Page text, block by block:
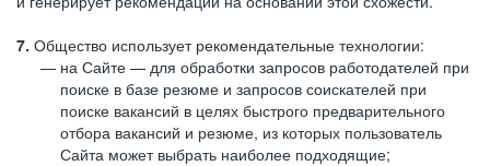
7. Общество использует рекомендательные технологии:
на Сайте — для обработки запросов работодателей при
поиске в базе резюме и запросов соискателей при
поиске вакансий в целях быстрого предварительного
отбора вакансий и резюме, из которых пользователь
Сайта может выбрать наиболее подходящие;